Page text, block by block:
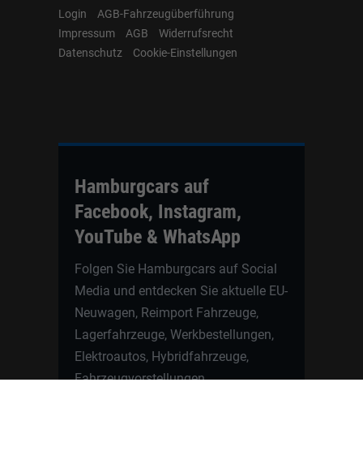
Login
AGB-Fahrzeugüberführung
Impressum
AGB
Widerrufsrecht
Datenschutz
Cookie-Einstellungen
Hamburgcars auf
Facebook, Instagram,
YouTube & WhatsApp
Folgen Sie Hamburgcars auf Social
Media und entdecken Sie aktuelle EU-
Neuwagen, Reimport Fahrzeuge,
Lagerfahrzeuge, Werkbestellungen,
Elektroautos, Hybridfahrzeuge,
Fahrzeugvorstellungen,